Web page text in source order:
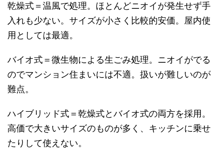
乾燥式＝温風で処理。ほとんどニオイが発生せず手
入れも少ない。サイズが小さく比較的安価。屋内使
用としては最適。
バイオ式＝微生物による生ごみ処理。ニオイがでる
のでマンション住まいには不適。扱いが難しいのが
難点。
ハイブリッド式＝乾燥式とバイオ式の両方を採用。
高価で大きいサイズのものが多く、キッチンに乗せ
たりして使えない。